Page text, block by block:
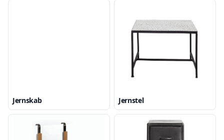
Jernskab Jernstel